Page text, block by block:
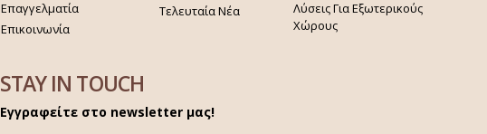
Επαγγελματία
Επικοινωνία
Τελευταία Νέα
Λύσεις Για Εξωτερικούς
Χώρους
STAY IN TOUCH
Εγγραφείτε στο newsletter μας!